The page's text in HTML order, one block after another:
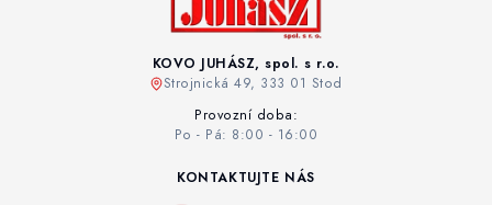
KOVO JUHÁSZ, spol. s r.o.
Strojnická 49, 333 01 Stod
Provozní doba:
Po - Pá: 8:00 - 16:00
KONTAKTUJTE NÁS